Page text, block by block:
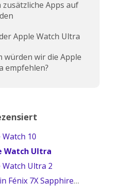
zusätzliche Apps auf
Apple Watch Ultra
würden wir die Apple
empfehlen?
10
Watch Ultra
Watch Ultra 2
Fénix 7X Sapphire Solar